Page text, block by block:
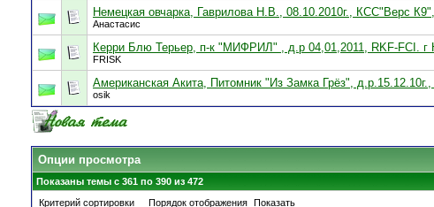
Немецкая овчарка, Гаврилова Н.В., 08.10.2010г., КСС"Верс
Анастасис
Керри Блю Терьер, п-к "МИФРИЛ" , д.р 04,01,2011, RKF-FCI. г
FRISK
Американская Акита, Питомник "Из Замка Грёз",
osik
Опции просмотра
Показаны темы с 361 по 390 из 472
Критерий сортировки
Порядок отображения Показать